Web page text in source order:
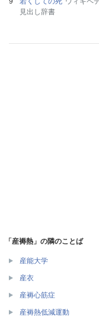
見出し辞書
「産褥熱」の隣のことば
産能大学
産衣
産褥心筋症
産褥熱低減運動